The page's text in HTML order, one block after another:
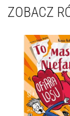
ZOBACZ